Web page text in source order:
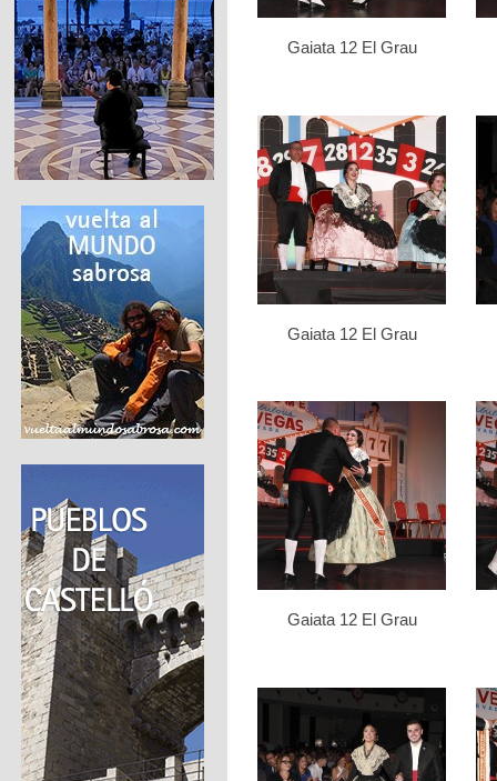
Gaiata 12 El Grau
Gaiata 12 El Grau
Gaiata 12 El Grau